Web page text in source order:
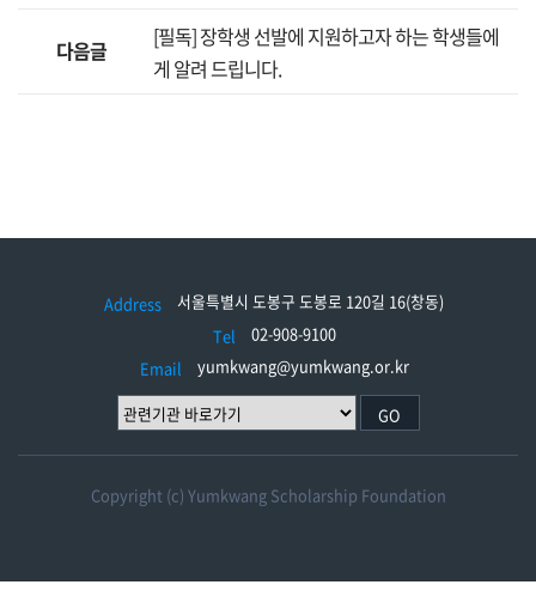
다음글
[필독] 장학생 선발에 지원하고자 하는 학생들에
게 알려 드립니다.
Address
서울특별시 도봉구 도봉로 120길 16(창동)
Tel
02-908-9100
Email
yumkwang@yumkwang.or.kr
GO
Copyright (c) Yumkwang Scholarship Foundation